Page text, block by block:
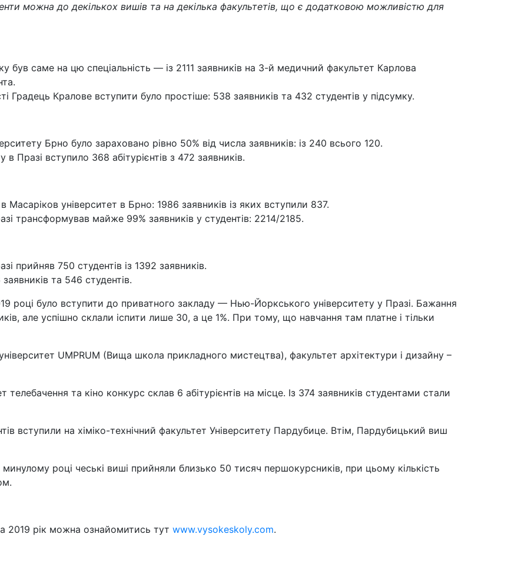
можна до декількох вишів та на декілька факультетів, що є додатковою можливістю для
був саме на цю спеціальність — із 2111 заявників на 3-й медичний факультет Карлова
Градець Кралове вступити було простіше: 538 заявників та 432 студентів у підсумку.
Брно було зараховано рівно 50% від числа заявників: із 240 всього 120.
Празі вступило 368 абітурієнтів з 472 заявників.
університет в Брно: 1986 заявників із яких вступили 837.
трансформував майже 99% заявників у студентів: 2214/2185.
прийняв 750 студентів із 1392 заявників.
та 546 студентів.
році було вступити до приватного закладу — Нью-Йоркського університету у Празі. Бажання
але успішно склали іспити лише 30, а це 1%. При тому, що навчання там платне і тільки
UMPRUM (Вища школа прикладного мистецтва), факультет архітектури і дизайну –
та кіно конкурс склав 6 абітурієнтів на місце. Із 374 заявників студентами стали
вступили на хіміко-технічний факультет Університету Пардубице. Втім, Пардубицький виш
минулому році чеські виші прийняли близько 50 тисяч першокурсників, при цьому кількість
2019 рік можна ознайомитись тут www.vysokeskoly.com.